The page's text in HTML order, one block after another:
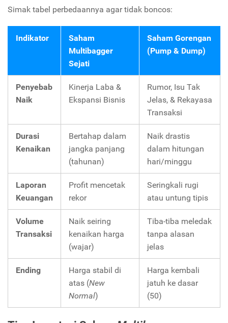
Simak tabel perbedaannya agar tidak boncos:
Indikator
Saham
Multibagger
Sejati
Saham Gorengan
(Pump & Dump)
Penyebab
Naik
Kinerja Laba &
Ekspansi Bisnis
Rumor, Isu Tak
Jelas, & Rekayasa
Transaksi
Durasi
Kenaikan
Bertahap dalam
jangka panjang
(tahunan)
Naik drastis
dalam hitungan
hari/minggu
Laporan
Keuangan
Profit mencetak
rekor
Seringkali rugi
atau untung tipis
Volume
Transaksi
Naik seiring
kenaikan harga
(wajar)
Tiba-tiba meledak
tanpa alasan
jelas
Ending
Harga stabil di
atas (New
Normal)
Harga kembali
jatuh ke dasar
(50)